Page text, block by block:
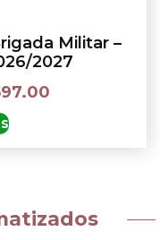
Militar –
2027